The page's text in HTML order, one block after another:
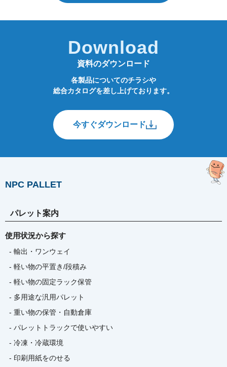
Download
資料のダウンロード
各製品についてのチラシや
総合カタログを差し上げております。
今すぐダウンロード
NPC PALLET
パレット案内
使用状況から探す
- 輸出・ワンウェイ
- 軽い物の平置き/段積み
- 軽い物の固定ラック保管
- 多用途な汎用パレット
- 重い物の保管・自動倉庫
- パレットトラックで使いやすい
- 冷凍・冷蔵環境
- 印刷用紙をのせる